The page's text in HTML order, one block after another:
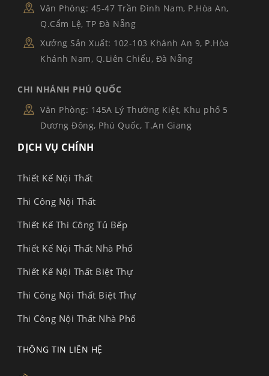
Văn Phòng: 45-47 Trần Đình Nam, P.Hòa An,
Q.Cẩm Lệ, TP Đà Nẵng
Xưởng Sản Xuất: 102-103 Khánh An 9, P.Hòa
Khánh Nam, Q.Liên Chiểu, Đà Nẵng
CHI NHÁNH PHÚ QUỐC
Văn Phòng: 145A Lý Thường Kiệt, Khu phố 5
Dương Đông, Phú Quốc, T.An Giang
DỊCH VỤ CHÍNH
Thiết Kế Nội Thất
Thi Công Nội Thất
Thiết Kế Thi Công Tủ Bếp
Thiết Kế Nội Thất Nhà Phố
Thiết Kế Nội Thất Biệt Thự
Thi Công Nội Thất Biệt Thự
Thi Công Nội Thất Nhà Phố
THÔNG TIN LIÊN HỆ